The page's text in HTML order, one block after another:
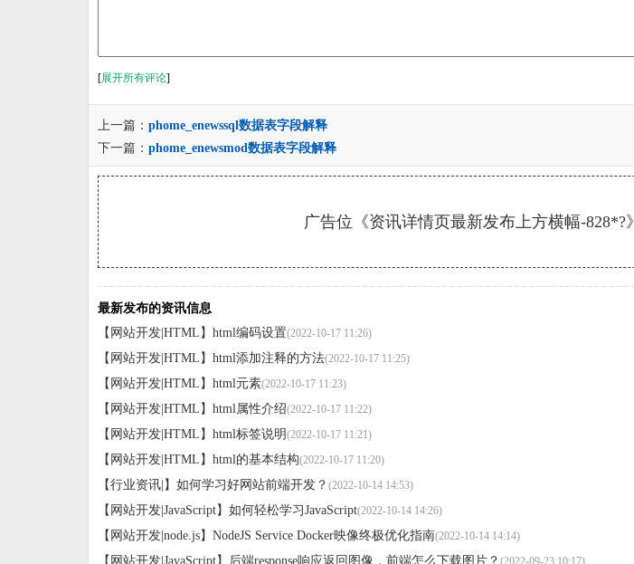
[展开所有评论]
上一篇： phome_enewssql数据表字段解释
下一篇： phome_enewsmod数据表字段解释
广告位《资讯详情页最新发布上方横幅-828*?》
最新发布的资讯信息
【网站开发|HTML】 html编码设置(2022-10-17 11:26)
【网站开发|HTML】 html添加注释的方法(2022-10-17 11:25)
【网站开发|HTML】 html元素(2022-10-17 11:23)
【网站开发|HTML】 html属性介绍(2022-10-17 11:22)
【网站开发|HTML】 html标签说明(2022-10-17 11:21)
【网站开发|HTML】 html的基本结构(2022-10-17 11:20)
【行业资讯|】 如何学习好网站前端开发？ (2022-10-14 14:53)
【网站开发|JavaScript】 如何轻松学习JavaScript(2022-10-14 14:26)
【网站开发|node.js】 NodeJS Service Docker映像终极优化指南(2022-10-14 14:14)
【网站开发|JavaScript】 后端response响应返回图像，前端怎么下载图片？ (2022-09-23 10:17)